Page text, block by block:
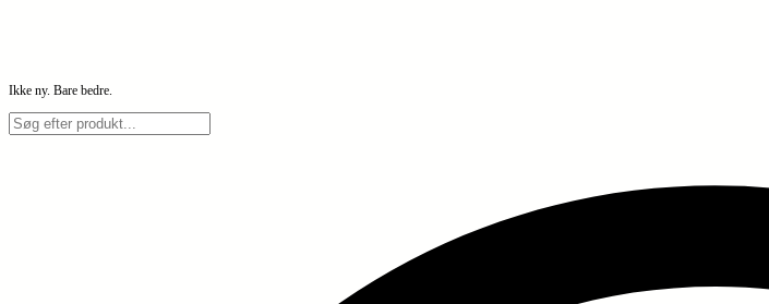
Ikke ny. Bare bedre.